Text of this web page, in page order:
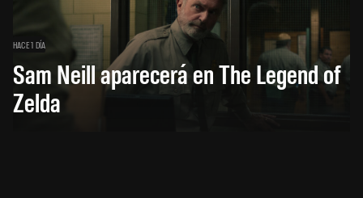
HACE 1 DÍA
Sam Neill aparecerá en The Legend of
Zelda